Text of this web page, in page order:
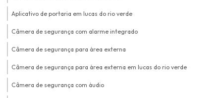
Aplicativo de portaria em lucas do rio verde
Câmera de segurança com alarme integrado
Câmera de segurança para área externa
Câmera de segurança para área externa em lucas do rio verde
Câmera de segurança com áudio